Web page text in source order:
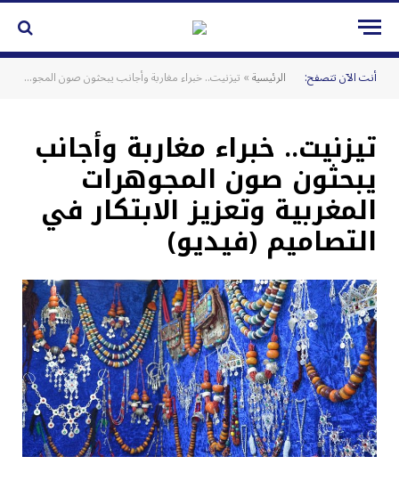
أنت الآن تتصفح: الرئيسية» تيزنيت.. خبراء مغاربة وأجانب يبحثون صون المجوهرات المغربية وتعزيز الابتكار في التصاميم (فيديو)
تيزنيت.. خبراء مغاربة وأجانب
يبحثون صون المجوهرات
المغربية وتعزيز الابتكار في
التصاميم (فيديو)